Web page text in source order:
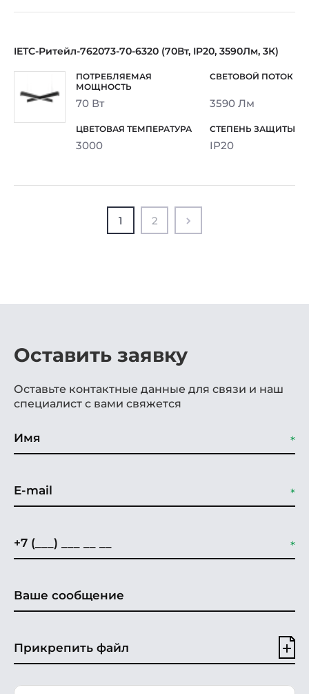
IETC-Ритейл-762073-70-6320 (70Вт, IP20, 3590Лм, 3К)
70 Вт 3590 Лм
3000 IP20
1 2
Оставить заявку
Оставьте контактные данные для связи и наш
специалист с вами свяжется
Прикрепить файл